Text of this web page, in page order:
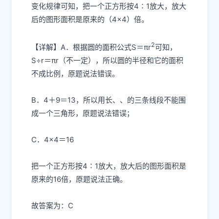
变化规律可知，把一个正方形按4∶1放大，放大
后的图形面积是原来的（4×4）倍。
【详解】A．根据圆的面积公式S＝πr2可知，
S÷r＝πr（不一定），所以圆的半径和它的面积
不成比例，原题说法错误。
B．4＋9＝13，所以用长、 、 的三条线段不能围
成一个三角形，原题说法错误；
C．4×4＝16
把一个正方形按4∶1放大，放大后的图形面积是
原来的16倍，原题说法正确。
故答案为：C